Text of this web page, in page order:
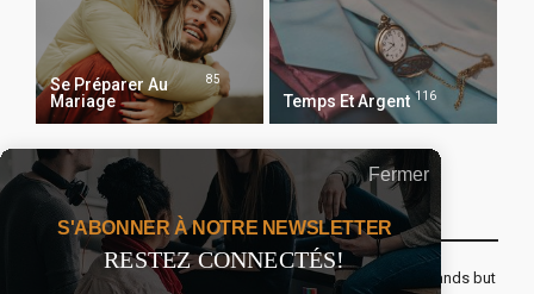
Se Préparer Au
Mariage
85
Temps Et Argent 116
Recevoir Notre Newsletter Chaque Matin
The real voyage of discovery consists not in seeking new lands but
Fermer
S'ABONNER À NOTRE NEWSLETTER
RESTEZ CONNECTÉS!